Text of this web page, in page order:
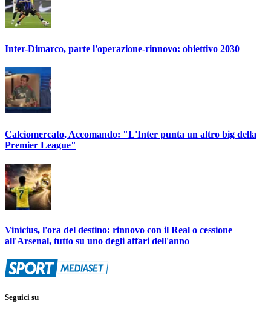
Inter-Dimarco, parte l'operazione-rinnovo: obiettivo 2030
Calciomercato, Accomando: "L'Inter punta un altro big della
Premier League"
Vinicius, l'ora del destino: rinnovo con il Real o cessione
all'Arsenal, tutto su uno degli affari dell'anno
Seguici su